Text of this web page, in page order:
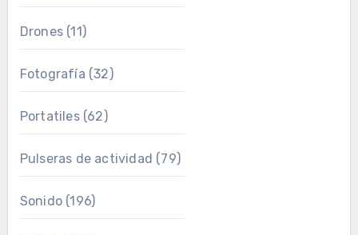
Drones(11)
Fotografía (32)
Portatiles(62)
Pulseras de actividad (79)
Sonido(196)